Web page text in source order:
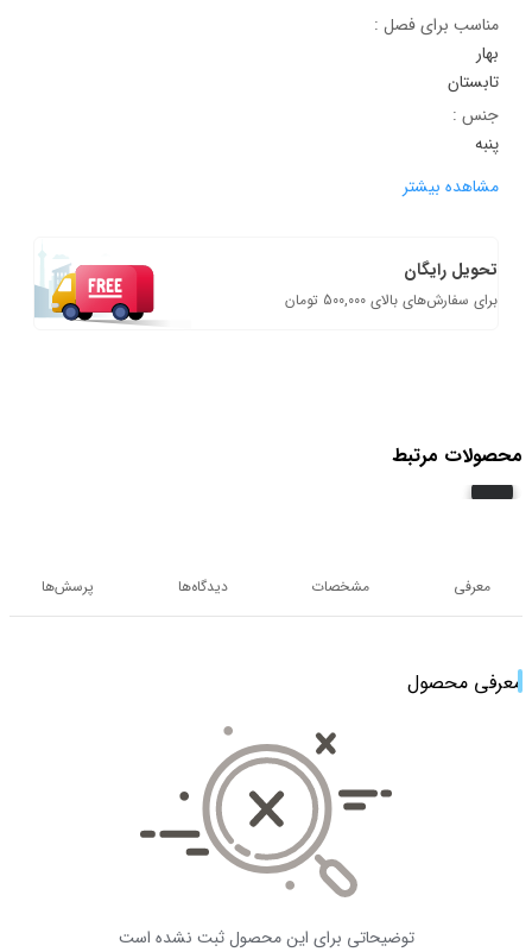
مناسب برای فصل :
بهار
تابستان
جنس :
پنبه
مشاهده بیشتر
تحویل رایگان
برای سفارش‌های بالای 500,000 تومان
محصولات مرتبط
معرفی مشخصات دیدگاه‌ها پرسش‌ها
معرفی محصول
توضیحاتی برای این محصول ثبت نشده است